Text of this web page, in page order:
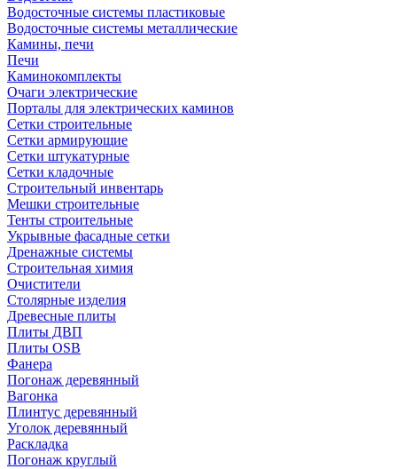
Водосточные системы пластиковые
Водосточные системы металлические
Камины, печи
Печи
Каминокомплекты
Очаги электрические
Порталы для электрических каминов
Сетки строительные
Сетки армирующие
Сетки штукатурные
Сетки кладочные
Строительный инвентарь
Мешки строительные
Тенты строительные
Укрывные фасадные сетки
Дренажные системы
Строительная химия
Очистители
Столярные изделия
Древесные плиты
Плиты ДВП
Плиты OSB
Фанера
Погонаж деревянный
Вагонка
Плинтус деревянный
Уголок деревянный
Раскладка
Погонаж круглый